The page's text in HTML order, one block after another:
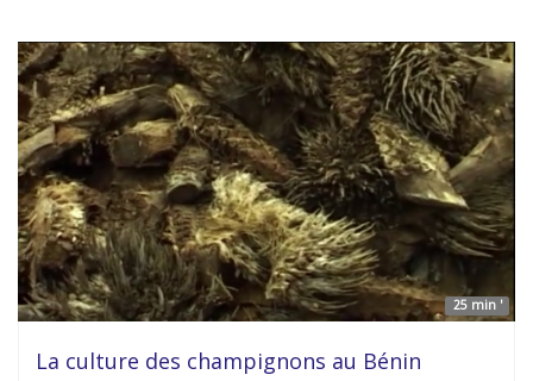
25 min '
La culture des champignons au Bénin